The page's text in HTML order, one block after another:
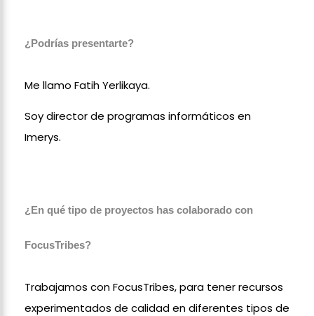
¿Podrías presentarte?
Me llamo Fatih Yerlikaya.
Soy director de programas informáticos en
Imerys.
¿En qué tipo de proyectos has colaborado con
FocusTribes?
Trabajamos con FocusTribes, para tener recursos
experimentados de calidad en diferentes tipos de